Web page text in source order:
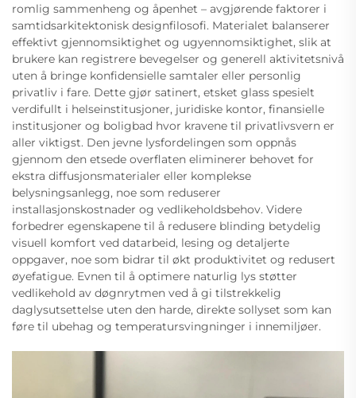
romlig sammenheng og åpenhet – avgjørende faktorer i
samtidsarkitektonisk designfilosofi. Materialet balanserer
effektivt gjennomsiktighet og ugyennomsiktighet, slik at
brukere kan registrere bevegelser og generell aktivitetsnivå
uten å bringe konfidensielle samtaler eller personlig
privatliv i fare. Dette gjør satinert, etsket glass spesielt
verdifullt i helseinstitusjoner, juridiske kontor, finansielle
institusjoner og boligbad hvor kravene til privatlivsvern er
aller viktigst. Den jevne lysfordelingen som oppnås
gjennom den etsede overflaten eliminerer behovet for
ekstra diffusjonsmaterialer eller komplekse
belysningsanlegg, noe som reduserer
installasjonskostnader og vedlikeholdsbehov. Videre
forbedrer egenskapene til å redusere blinding betydelig
visuell komfort ved datarbeid, lesing og detaljerte
oppgaver, noe som bidrar til økt produktivitet og redusert
øyefatigue. Evnen til å optimere naturlig lys støtter
vedlikehold av døgnrytmen ved å gi tilstrekkelig
daglysutsettelse uten den harde, direkte sollyset som kan
føre til ubehag og temperatursvingninger i innemiljøer.